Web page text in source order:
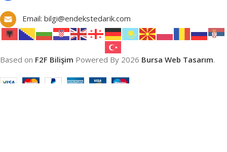
Email: bilgi@endekstedarik.com
Based on F2F Bilişim Powered By 2026 Bursa Web Tasarım.